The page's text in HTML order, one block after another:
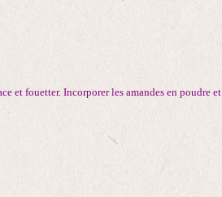
et fouetter. Incorporer les amandes en poudre et